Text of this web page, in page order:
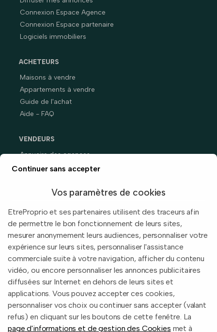
Connexion Espace Agence
Connexion Espace partenaire
Logiciels immobiliers
ACHETEURS
Maisons à vendre
Appartements à vendre
Guide de l'achat
Aide - FAQ
VENDEURS
Annuaire des agences
Prix immobiliers en France
Informations légales
Conditions d'utilisation
Politique de confidentialité
2026 EtreProprio.com
Continuer sans accepter
Vos paramètres de cookies
EtreProprio et ses partenaires utilisent des traceurs afin
de permettre le bon fonctionnement de leurs sites,
mesurer anonymement leurs audiences, personnaliser votre
expérience sur leurs sites, personnaliser l'assistance
commerciale suite à votre navigation, afficher du contenu
vidéo, ou encore personnaliser les annonces publicitaires
diffusées sur Internet en dehors de leurs sites et
applications. Vous pouvez accepter ces cookies,
personnaliser vos choix ou continuer sans accepter (valant
refus) en cliquant sur les boutons de cette fenêtre. La
page d'informations et de gestion des Cookies met à